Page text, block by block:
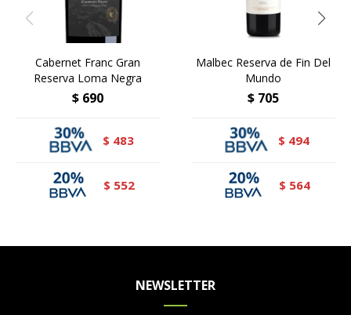
Cabernet Franc Gran
Reserva Loma Negra
$ 690
$ 483
$ 552
Malbec Reserva de Fin Del
Mundo
$ 705
$ 494
$ 564
NEWSLETTER